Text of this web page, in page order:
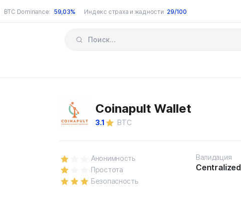
BTC Dominance: 59,03% Индекс страха и жадности 29/100
Coinapult Wallet
3.1 BTC
Анонимность
Простота
Безопасность
Валидация
Centralized